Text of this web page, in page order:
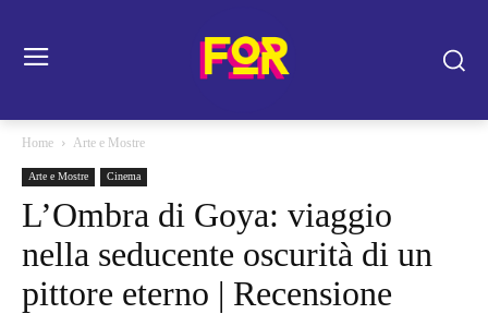
Home Arte e Mostre
Arte e Mostre Cinema
L’Ombra di Goya: viaggio
nella seducente oscurità di un
pittore eterno | Recensione